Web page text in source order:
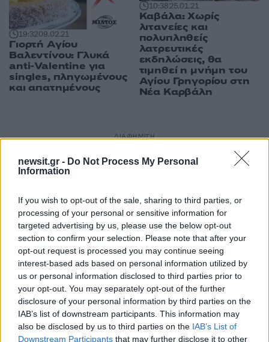
newsit.gr - Do Not Process My Personal
Information
If you wish to opt-out of the sale, sharing to third parties, or
processing of your personal or sensitive information for
targeted advertising by us, please use the below opt-out
section to confirm your selection. Please note that after your
opt-out request is processed you may continue seeing
interest-based ads based on personal information utilized by
us or personal information disclosed to third parties prior to
your opt-out. You may separately opt-out of the further
disclosure of your personal information by third parties on the
IAB’s list of downstream participants. This information may
also be disclosed by us to third parties on the IAB’s List of
Downstream Participants that may further disclose it to other
19:3209.02.21
Γιορτή Αγίου
Βαλεντίνου: Γλυκά
anti-Valentine για
singles, πληγωμένους
και απατημένους
10:3825.01.21
Καβάλα: Χωρίς
λιτανείες και
πολυπληθείς
λατρευτικές
εκδηλώσεις, θα
τιμηθεί η μνήμη του
Αγίου Γρηγορίου στη
Νέα Καρβάλη
ΔΙΑΦΗΜΙΣΗ